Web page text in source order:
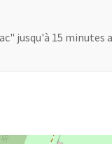
jusqu'à 15 minutes